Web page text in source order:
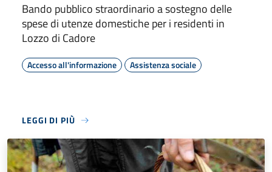
Bando pubblico straordinario a sostegno delle
spese di utenze domestiche per i residenti in
Lozzo di Cadore
Accesso all'informazione Assistenza sociale
LEGGI DI PIÙ